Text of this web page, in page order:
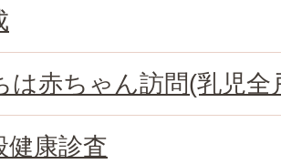
は赤ちゃん訪問(乳児全
健康診査